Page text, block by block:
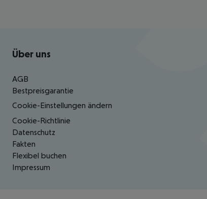
Footer navigation
Über uns
AGB
Bestpreisgarantie
Cookie-Einstellungen ändern
Cookie-Richtlinie
Datenschutz
Fakten
Flexibel buchen
Impressum